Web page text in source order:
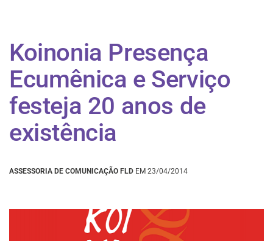
Koinonia Presença
Ecumênica e Serviço
festeja 20 anos de
existência
ASSESSORIA DE COMUNICAÇÃO FLD EM 23/04/2014